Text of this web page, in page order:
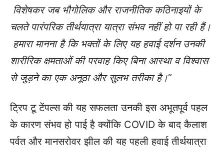
विशेषकर जब भौगोलिक और राजनीतिक कठिनाइयों के
चलते पारंपरिक तीर्थयात्रा यात्रा संभव नहीं हो पा रही हैं।
हमारा मानना है कि भक्तों के लिए यह हवाई दर्शन उनकी
शारीरिक क्षमताओं की परवाह किए बिना आस्था व विश्वास
से जुड़ने का एक अनूठा और सुलभ तरीका है।“
ट्रिप टू टेंपल्स की यह सफलता उनकी इस अभूतपूर्व पहल
के कारण संभव हो पाई है क्योंकि COVID के बाद कैलाश
पर्वत और मानसरोवर झील की यह पहली हवाई तीर्थयात्रा